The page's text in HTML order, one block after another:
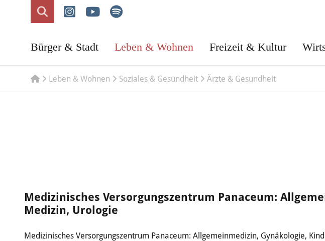
Bürger & Stadt Leben & Wohnen Freizeit & Kultur
Leben & Wohnen Soziales & Gesundheit Ärzte & Gesundheit
Medizinisches Versorgungszentrum Panaceum:
Medizin, Urologie
Medizinisches Versorgungszentrum Panaceum: Allgemeinmedizin, Gynäkologie,